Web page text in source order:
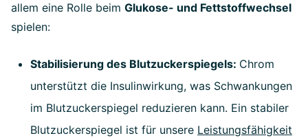
allem eine Rolle beim Glukose- und Fettstoffwechsel
spielen:
Stabilisierung des Blutzuckerspiegels: Chrom
unterstützt die Insulinwirkung, was Schwankungen
im Blutzuckerspiegel reduzieren kann. Ein stabiler
Blutzuckerspiegel ist für unsere Leistungsfähigkeit